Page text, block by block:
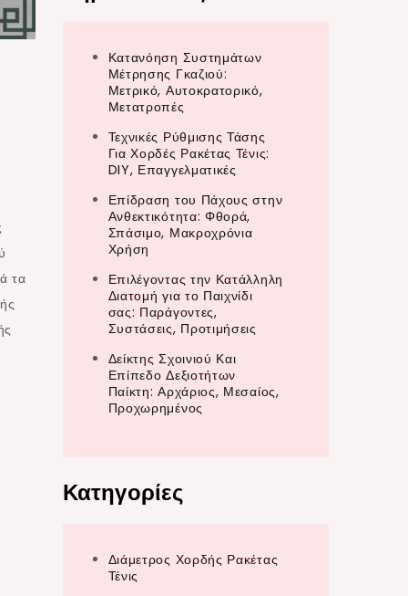
τα
Κατανόηση Συστημάτων
Μέτρησης Γκαζιού:
Μετρικό, Αυτοκρατορικό,
Μετατροπές
Τεχνικές Ρύθμισης Τάσης
Για Χορδές Ρακέτας Τένις:
DIY, Επαγγελματικές
Επίδραση του Πάχους στην
Ανθεκτικότητα: Φθορά,
Σπάσιμο, Μακροχρόνια
Χρήση
Επιλέγοντας την Κατάλληλη
Διατομή για το Παιχνίδι
σας: Παράγοντες,
Συστάσεις, Προτιμήσεις
Δείκτης Σχοινιού Και
Επίπεδο Δεξιοτήτων
Παίκτη: Αρχάριος, Μεσαίος,
Προχωρημένος
Κατηγορίες
Διάμετρος Χορδής Ρακέτας
Τένις